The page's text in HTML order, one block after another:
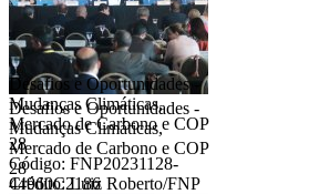
Desafios e Oportunidades -
Mudanças Climáticas,
Mercado de Carbono e COP
28
Desafios e Oportunidades -
Mudanças Climáticas,
Mercado de Carbono e COP
28
Código: FNP20231128-
44960C2186
Crédito: Luiz Roberto/FNP